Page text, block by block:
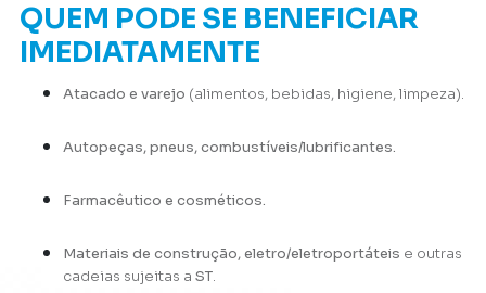
QUEM PODE SE BENEFICIAR
IMEDIATAMENTE
Atacado e varejo (alimentos, bebidas, higiene, limpeza).
Autopeças, pneus, combustíveis/lubrificantes.
Farmacêutico e cosméticos.
Materiais de construção, eletro/eletroportáteis e outras
cadeias sujeitas a ST.